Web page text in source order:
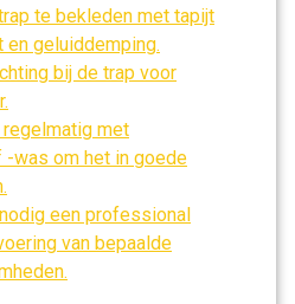
te bekleden met tapijt
geluiddemping.
bij de trap voor
regelmatig met
was om het in goede
een professional
van bepaalde